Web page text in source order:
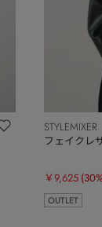
STYLEMIXER
フェイクレ
￥9,625
OUTLET